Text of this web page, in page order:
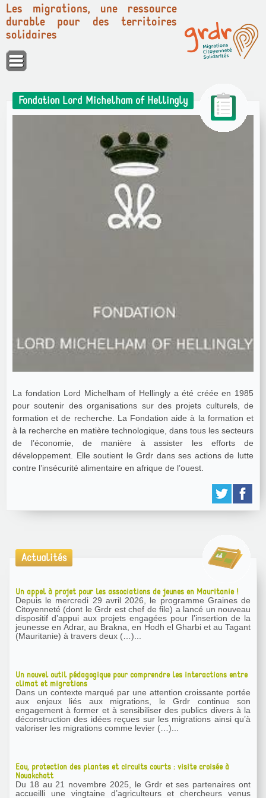
Panneau de gestion des cookies
Les migrations, une ressource
durable pour des territoires
solidaires
Fondation Lord Michelham of Hellingly
La fondation Lord Michelham of Hellingly a été créée en 1985
pour soutenir des organisations sur des projets culturels, de
formation et de recherche. La Fondation aide à la formation et
à la recherche en matière technologique, dans tous les secteurs
de l’économie, de manière à assister les efforts de
développement. Elle soutient le Grdr dans ses actions de lutte
contre l’insécurité alimentaire en afrique de l’ouest.
Actualités
Un appel à projet pour les associations de jeunes en Mauritanie !
Depuis le mercredi 29 avril 2026, le programme Graines de
Citoyenneté (dont le Grdr est chef de file) a lancé un nouveau
dispositif d’appui aux projets engagées pour l’insertion de la
jeunesse en Adrar, au Brakna, en Hodh el Gharbi et au Tagant
(Mauritanie) à travers deux (…)...
Un nouvel outil pédagogique pour comprendre les interactions entre
climat et migrations
Dans un contexte marqué par une attention croissante portée
aux enjeux liés aux migrations, le Grdr continue son
engagement à former et à sensibiliser des publics divers à la
déconstruction des idées reçues sur les migrations ainsi qu’à
valoriser les migrations comme levier (…)...
Eau, protection des plantes et circuits courts : visite croisée à
Nouakchott
Du 18 au 21 novembre 2025, le Grdr et ses partenaires ont
accueilli une vingtaine d’agriculteurs et chercheurs venus